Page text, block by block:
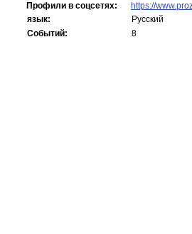
Профили в соцсетях:
https://
язык:
Русский
Событий:
8